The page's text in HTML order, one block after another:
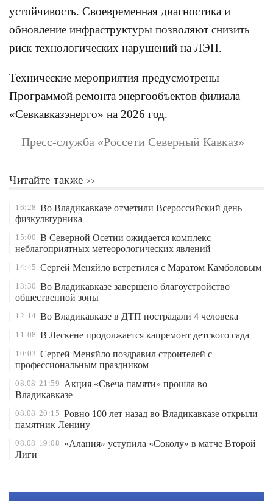
устойчивость. Своевременная диагностика и
обновление инфраструктуры позволяют снизить
риск технологических нарушений на ЛЭП.
Технические мероприятия предусмотрены
Программой ремонта энергообъектов филиала
«Севкавказэнерго» на 2026 год.
Пресс-служба «Россети Северный Кавказ»
Читайте также
16:28 Во Владикавказе отметили Всероссийский день
физкультурника
15:00 В Северной Осетии ожидается комплекс
неблагоприятных метеорологических явлений
14:45 Сергей Меняйло встретился с Маратом Камболовым
13:30 Во Владикавказе завершено благоустройство
общественной зоны
12:14 Во Владикавказе в ДТП пострадали 4 человека
11:08 В Лескене продолжается капремонт детского сада
10:03 Сергей Меняйло поздравил строителей с
профессиональным праздником
08.08 21:59 Акция «Свеча памяти» прошла во
Владикавказе
08.08 20:15 Ровно 100 лет назад во Владикавказе открыли
памятник Ленину
08.08 19:08 «Алания» уступила «Соколу» в матче Второй
Лиги